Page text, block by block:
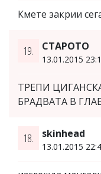
Кмете закрии
19. СТАРОТО
13.01.2015
ТРЕПИ
БРАДВАТА В
18. skinhead
13.01.2015